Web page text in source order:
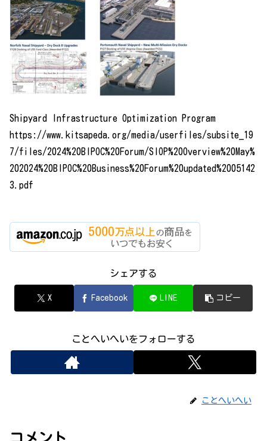
Shipyard Infrastructure Optimization Program
https://www.kitsapeda.org/media/userfiles/subsite_19
7/files/2024%20BIPOC%20Forum/SIOP%20Overview%20May%
202024%20BIPOC%20Business%20Forum%20updated%2005142
3.pdf
シェアする
X Facebook LINE コピー
ことへいへいをフォローする
ことへいへい
コメント